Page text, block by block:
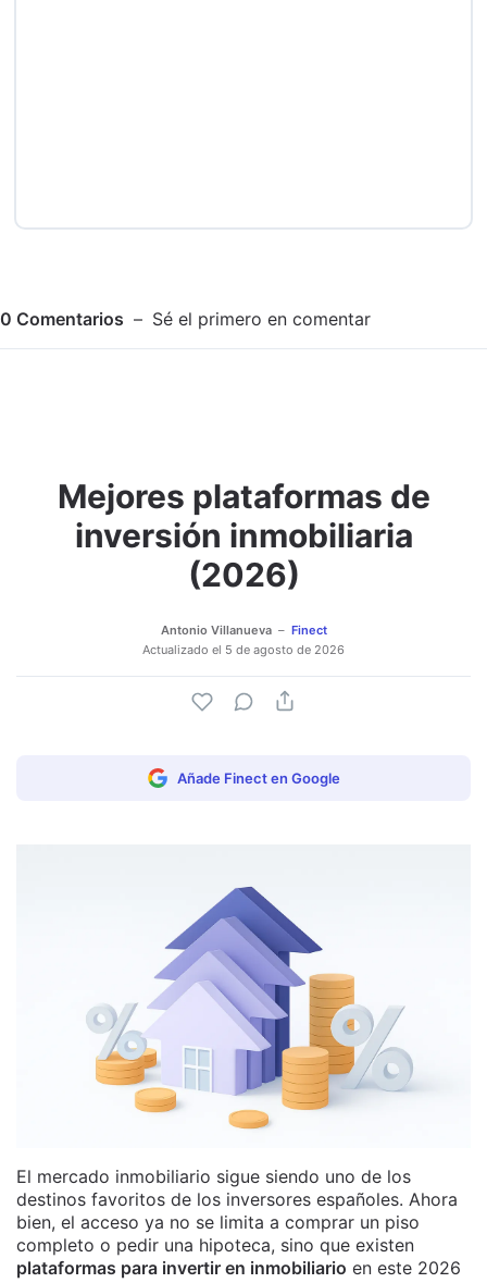
0 Comentarios Sé el primero en comentar
Adjuntar imagen Comentar
Mejores plataformas de
inversión inmobiliaria
(2026)
Antonio Villanueva
Finect
Actualizado el 5 de agosto de 2026
Añade Finect en Google
El mercado inmobiliario sigue siendo uno de los
destinos favoritos de los inversores españoles. Ahora
bien, el acceso ya no se limita a comprar un piso
completo o pedir una hipoteca, sino que existen
plataformas para invertir en inmobiliario en este 2026